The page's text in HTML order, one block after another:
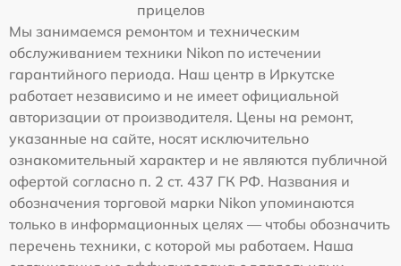
прицелов
Мы занимаемся ремонтом и техническим
обслуживанием техники Nikon по истечении
гарантийного периода. Наш центр в Иркутске
работает независимо и не имеет официальной
авторизации от производителя. Цены на ремонт,
указанные на сайте, носят исключительно
ознакомительный характер и не являются публичной
офертой согласно п. 2 ст. 437 ГК РФ. Названия и
обозначения торговой марки Nikon упоминаются
только в информационных целях — чтобы обозначить
перечень техники, с которой мы работаем. Наша